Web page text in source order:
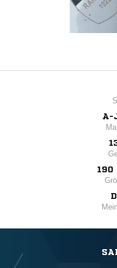
A-
190